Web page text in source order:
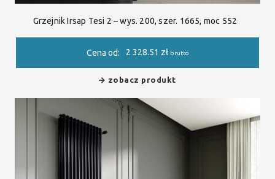
Grzejnik Irsap Tesi 2 – wys. 200, szer. 1665, moc 552
Cena od: 2 328.51 zł brutto
zobacz produkt